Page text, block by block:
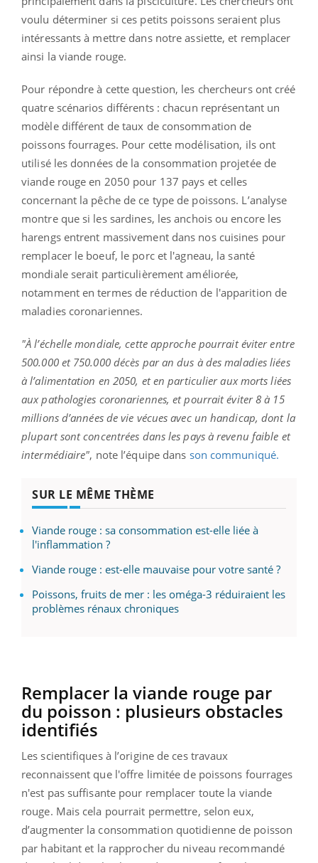
voulu déterminer si ces petits poissons seraient plus
intéressants à mettre dans notre assiette, et remplacer
ainsi la viande rouge.
Pour répondre à cette question, les chercheurs ont créé
quatre scénarios différents : chacun représentant un
modèle différent de taux de consommation de
poissons fourrages. Pour cette modélisation, ils ont
utilisé les données de la consommation projetée de
viande rouge en 2050 pour 137 pays et celles
concernant la pêche de ce type de poissons. L’analyse
montre que si les sardines, les anchois ou encore les
harengs entrent massivement dans nos cuisines pour
remplacer le boeuf, le porc et l'agneau, la santé
mondiale serait particulièrement améliorée,
notamment en termes de réduction de l'apparition de
maladies coronariennes.
"À l’échelle mondiale, cette approche pourrait éviter entre
500.000 et 750.000 décès par an dus à des maladies liées
à l’alimentation en 2050, et en particulier aux morts liées
aux pathologies coronariennes, et pourrait éviter 8 à 15
millions d’années de vie vécues avec un handicap, dont la
plupart sont concentrées dans les pays à revenu faible et
intermédiaire", note l’équipe dans son communiqué.
SUR LE MÊME THÈME
Viande rouge : sa consommation est-elle liée à
l'inflammation ?
Viande rouge : est-elle mauvaise pour votre santé ?
Poissons, fruits de mer : les oméga-3 réduiraient les
problèmes rénaux chroniques
Remplacer la viande rouge par
du poisson : plusieurs obstacles
identifiés
Les scientifiques à l’origine de ces travaux
reconnaissent que l'offre limitée de poissons fourrages
n'est pas suffisante pour remplacer toute la viande
rouge. Mais cela pourrait permettre, selon eux,
d’augmenter la consommation quotidienne de poisson
par habitant et la rapprocher du niveau recommandé